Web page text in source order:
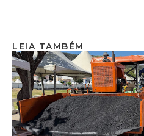
LEIA TAMBÉM